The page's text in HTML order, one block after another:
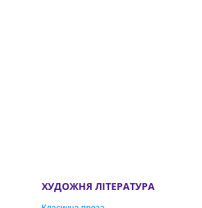
ХУДОЖНЯ ЛІТЕРАТУРА